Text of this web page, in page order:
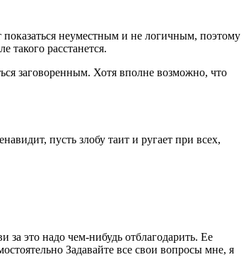
показаться неуместным и не логичным, поэтому
такого расстанется.
заговоренным. Хотя вполне возможно, что
пусть злобу таит и ругает при всех,
за это надо чем-нибудь отблагодарить. Ее
Задавайте все свои вопросы мне, я